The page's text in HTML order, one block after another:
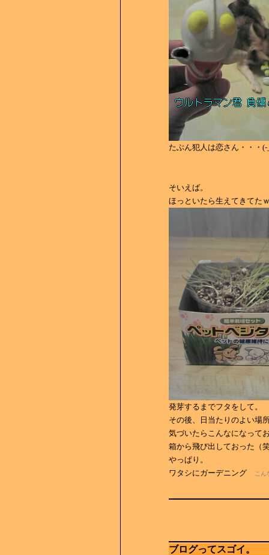
たぶん犯人は恋さん・・・
そいえば。
ほっといたら生えてきてた
発芽するまでフタをして。
その後、日当たりのよい場
気づいたらこんなになって
箱から飛び出しておった（
やっぱり。
ワタシにガーデニング
こん
ブログってスゴイ。